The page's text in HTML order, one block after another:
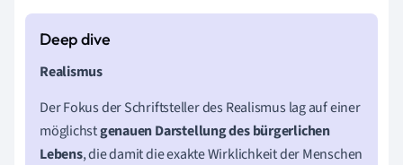
Realismus
Der Fokus der Schriftsteller des Realismus lag auf einer
möglichstgenauen Darstellung des bürgerlichen
Lebens, die damit die exakte Wirklichkeit der Menschen